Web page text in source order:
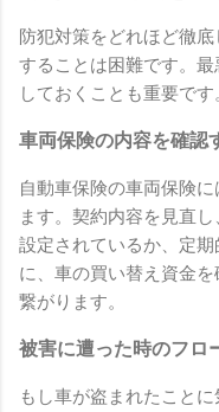
防犯対策をどれほど徹
することは困難です。
しておくことも重要です
車両保険の内容を確認
自動車保険の車両保険
ます。契約内容を見直
設定されているか、定
に、車の買い替え資金
繋がります。
被害に遭った時のフロ
もし車が盗まれたこと